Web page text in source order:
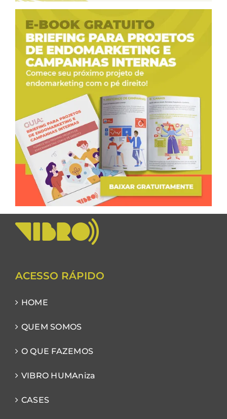
ACESSO RÁPIDO
HOME
QUEM SOMOS
O QUE FAZEMOS
VIBRO HUMAniza
CASES